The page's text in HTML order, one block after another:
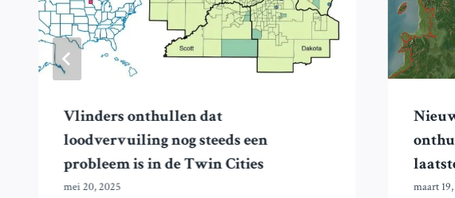
Vlinders onthullen dat
loodvervuiling nog steeds een
probleem is in de Twin Cities
mei 20, 2025 maart